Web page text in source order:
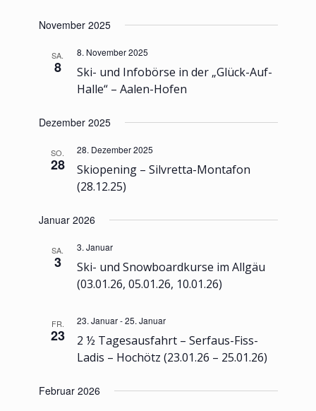
November 2025
SA.
8
Ski- und Infobörse in der „Glück-Auf-
Halle“ – Aalen-Hofen
8. November 2025
Dezember 2025
SO.
28
Skiopening – Silvretta-Montafon
(28.12.25)
28. Dezember 2025
Januar 2026
SA.
3
Ski- und Snowboardkurse im Allgäu
(03.01.26, 05.01.26, 10.01.26)
3. Januar
FR.
23
2 ½ Tagesausfahrt – Serfaus-Fiss-
Ladis – Hochötz (23.01.26 – 25.01.26)
23. Januar-25. Januar
Februar 2026